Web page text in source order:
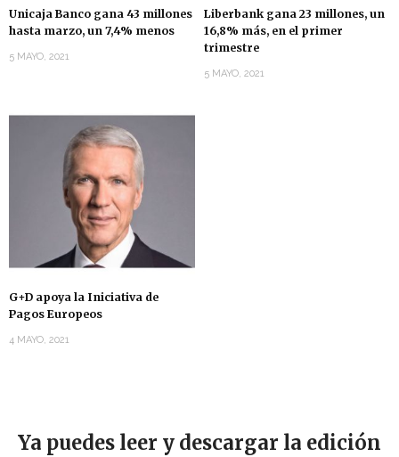
Unicaja Banco gana 43 millones
hasta marzo, un 7,4% menos
5 MAYO, 2021
Liberbank gana 23 millones, un
16,8% más, en el primer
trimestre
5 MAYO, 2021
G+D apoya la Iniciativa de
Pagos Europeos
4 MAYO, 2021
Ya puedes leer y descargar la edición